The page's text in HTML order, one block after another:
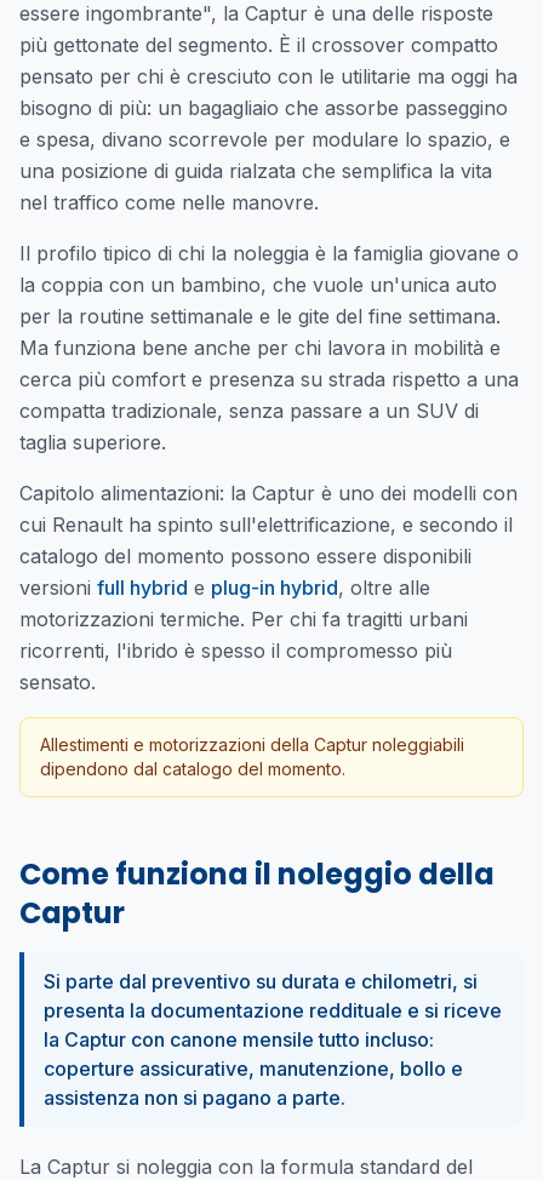
essere ingombrante", la Captur è una delle risposte
più gettonate del segmento. È il crossover compatto
pensato per chi è cresciuto con le utilitarie ma oggi ha
bisogno di più: un bagagliaio che assorbe passeggino
e spesa, divano scorrevole per modulare lo spazio, e
una posizione di guida rialzata che semplifica la vita
nel traffico come nelle manovre.
Il profilo tipico di chi la noleggia è la famiglia giovane o
la coppia con un bambino, che vuole un'unica auto
per la routine settimanale e le gite del fine settimana.
Ma funziona bene anche per chi lavora in mobilità e
cerca più comfort e presenza su strada rispetto a una
compatta tradizionale, senza passare a un SUV di
taglia superiore.
Capitolo alimentazioni: la Captur è uno dei modelli con
cui Renault ha spinto sull'elettrificazione, e secondo il
catalogo del momento possono essere disponibili
versioni full hybrid e plug-in hybrid, oltre alle
motorizzazioni termiche. Per chi fa tragitti urbani
ricorrenti, l'ibrido è spesso il compromesso più
sensato.
Allestimenti e motorizzazioni della Captur noleggiabili
dipendono dal catalogo del momento.
Come funziona il noleggio della
Captur
Si parte dal preventivo su durata e chilometri, si
presenta la documentazione reddituale e si riceve
la Captur con canone mensile tutto incluso:
coperture assicurative, manutenzione, bollo e
assistenza non si pagano a parte.
La Captur si noleggia con la formula standard del